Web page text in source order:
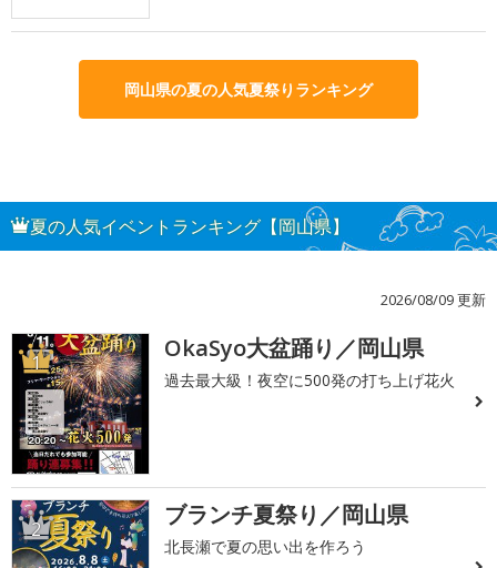
岡山県の夏の人気夏祭りランキング
夏の人気イベントランキング【岡山県】
2026/08/09 更新
1 OkaSyo大盆踊り／岡山県
過去最大級！夜空に500発の打ち上げ花火
2 ブランチ夏祭り／岡山県
北長瀬で夏の思い出を作ろう